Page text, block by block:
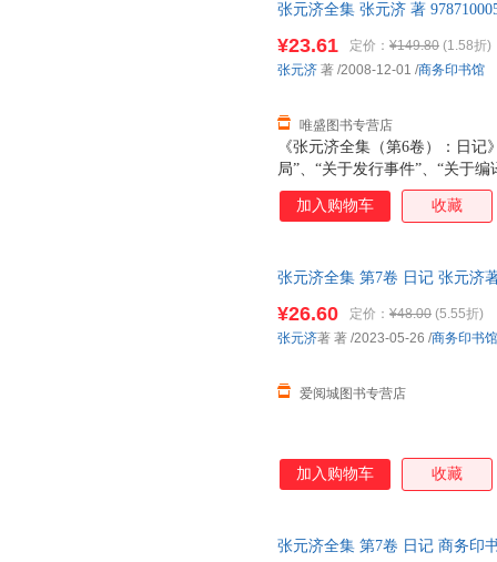
张元济全集 张元济 著
《张元济全集（第6卷）：日记
局”、“关于发行事件”、“关于
件”、“关于印刷事件”、“关于
馆”、“发行”、“编译”、“职员”
《张元济全集》第六、七卷收
月至10月的赴会日记。 商务印
式，每天一页，每页除月、日
¥23.61 定价： ¥149.80 (1.58折)
唯盛图书专营店
张元济 著 /2008-12-01 /商务印书馆
加入购物车 收藏
张元济全集 第7卷 日记 张元济
¥26.60 定价： ¥48.00 (5.55折)
爱阅城图书专营店
张元济著 著 /2023-05-26 /商务印书馆
加入购物车 收藏
张元济全集 第7卷 日记 商务印